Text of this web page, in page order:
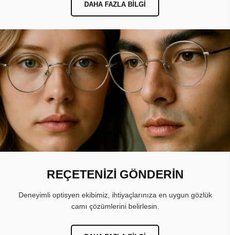
DAHA FAZLA BILGI
REÇETENİZİ GÖNDERİN
Deneyimli optisyen ekibimiz, ihtiyaçlarınıza en uygun gözlük
camı çözümlerini belirlesin.